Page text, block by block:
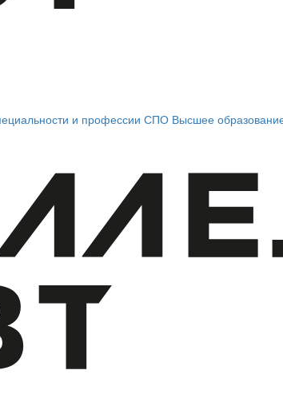
и профессии СПО Высшее